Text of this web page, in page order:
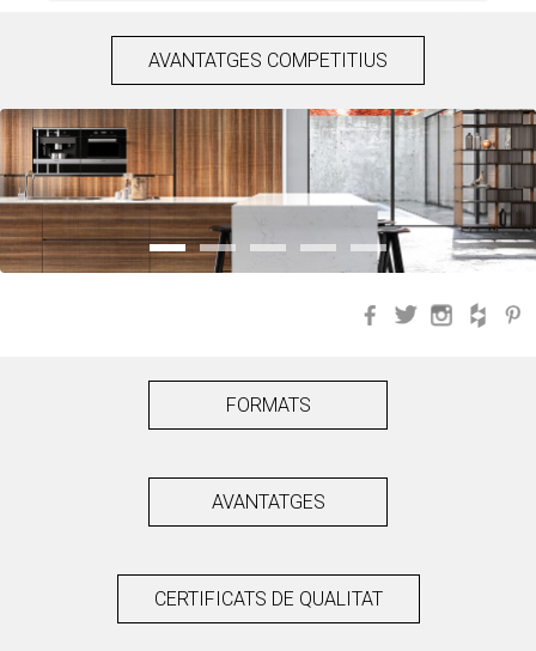
AVANTATGES COMPETITIUS
Facebook
Twitter
FORMATS
AVANTATGES
CERTIFICATS DE QUALITAT